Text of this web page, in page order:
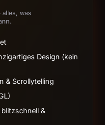
was
Design (kein
& Scrollytelling
&